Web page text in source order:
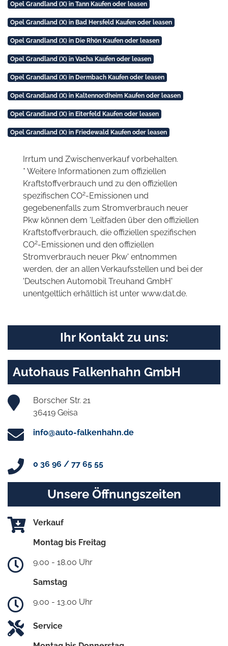
Opel Grandland (X) in Tann Kaufen oder leasen
Opel Grandland (X) in Bad Hersfeld Kaufen oder leasen
Opel Grandland (X) in Die Rhön Kaufen oder leasen
Opel Grandland (X) in Vacha Kaufen oder leasen
Opel Grandland (X) in Dermbach Kaufen oder leasen
Opel Grandland (X) in Kaltennordheim Kaufen oder leasen
Opel Grandland (X) in Eiterfeld Kaufen oder leasen
Opel Grandland (X) in Friedewald Kaufen oder leasen
Irrtum und Zwischenverkauf vorbehalten.
* Weitere Informationen zum offiziellen
Kraftstoffverbrauch und zu den offiziellen
spezifischen CO2-Emissionen und
gegebenenfalls zum Stromverbrauch neuer
Pkw können dem 'Leitfaden über den offiziellen
Kraftstoffverbrauch, die offiziellen spezifischen
CO2-Emissionen und den offiziellen
Stromverbrauch neuer Pkw' entnommen
werden, der an allen Verkaufsstellen und bei der
'Deutschen Automobil Treuhand GmbH'
unentgeltlich erhältlich ist unter www.dat.de.
Ihr Kontakt zu uns:
Autohaus Falkenhahn GmbH
Borscher Str. 21
36419 Geisa
info@auto-falkenhahn.de
0 36 96 / 77 65 55
Unsere Öffnungszeiten
Verkauf
Montag bis Freitag
9.00 - 18.00 Uhr
Samstag
9.00 - 13.00 Uhr
Service